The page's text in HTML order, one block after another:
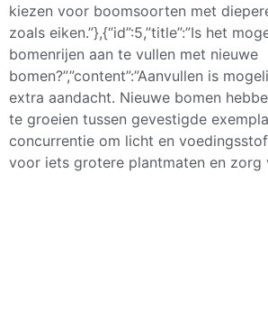
kiezen voor boomsoorten met
zoals eiken.”},{“id”:5,”title”:”Is het
bomenrijen aan te vullen met nieuwe
bomen?”,”content”:”Aanvullen is
extra aandacht. Nieuwe bomen
te groeien tussen gevestigde
concurrentie om licht en
voor iets grotere plantmaten en